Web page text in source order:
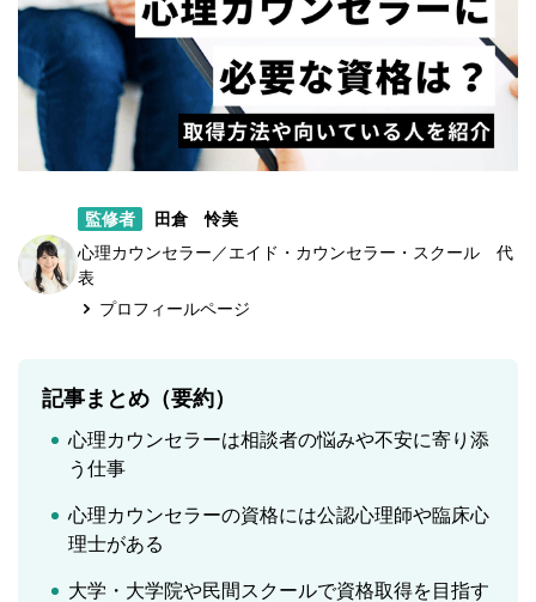
監修者
田倉 怜美
心理カウンセラー／エイド・カウンセラー・スクール 代
表
プロフィールページ
記事まとめ（要約）
心理カウンセラーは相談者の悩みや不安に寄り添
う仕事
心理カウンセラーの資格には公認心理師や臨床心
理士がある
大学・大学院や民間スクールで資格取得を目指す